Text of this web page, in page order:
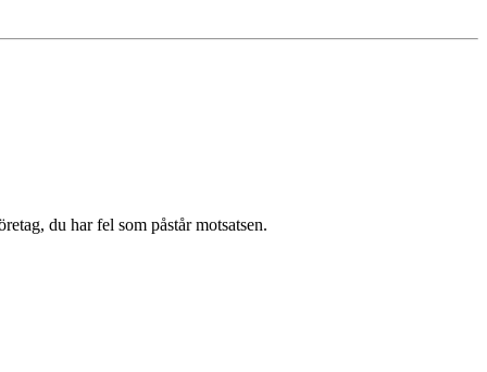
du har fel som påstår motsatsen.